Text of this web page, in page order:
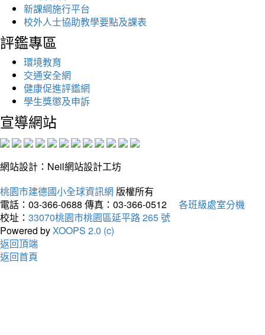
新課綱施行平台
校外人士協助教學要點及課表
評鑑專區
環境教育
交通安全網
健康促進評鑑網
學生獎懲及申訴
宣導網站
網站設計：Neil網站設計工坊
桃園市建德國小全球資訊網 版權所有
電話：03-366-0688 傳真：03-366-0512
各班級處室分機
校址： 33070桃園市桃園區延平路 265 號
Powered byXOOPS 2.0 (c)
返回頂端
返回首頁